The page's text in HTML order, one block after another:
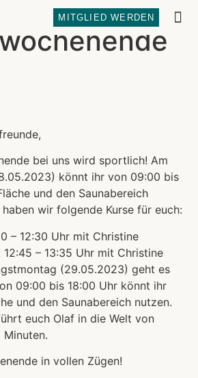
MITGLIED WERDEN
bei uns wird sportlich! Am
könnt ihr von 09:00 bis
und den Saunabereich
wir folgende Kurse für euch:
– 12:30 Uhr mit Christine
12:45 – 13:35 Uhr mit Christine
(29.05.2023) geht es
09:00 bis 18:00 Uhr könnt ihr
und den Saunabereich nutzen.
euch Olaf in die Welt von
in vollen Zügen!